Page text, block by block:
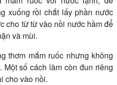
xuống rồi chắt lấy phần nước
cho từ từ vào nồi nước hầm để
và mùi.
thơm mắm ruốc nhưng không
số cách làm còn đun riêng
cho vào nồi.